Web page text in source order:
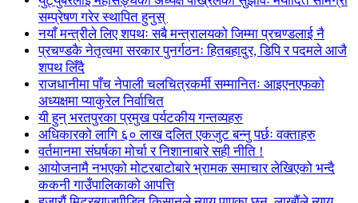
सम्प्रेषण गरेर स्थापित हुनुस्
नयाँ मन्त्रीले लिए शपथः सबै मन्त्रालयको जिम्मा प्रचण्डलाई नै
प्रचण्डकै नेतृत्वमा सरकार पुनर्गठनः हितबहादुर, डिपि र पदमले आजै
शपथ लिँदै
राजधानीमा पाँच नेपाली चलचित्रकर्मी सम्मानितः आइएनएफको
अध्यक्षमा प्याकुरेल निर्वाचित
यी हुन् भरतपुरका प्रमुख पर्यटकीय गन्तव्यहरु
अधिकारको लागि ६० लाख दलित एकजुट बन्नु पर्छः वक्ताहरु
वर्तमानमा संघर्षका मोर्चा र निशानाबारे सही नीति !
आयोजनामै नभएको मोटरबाटोबारे भ्रामक समाचार लेखिएको भन्दै
ककनी गाउँपालिकाको आपत्ति